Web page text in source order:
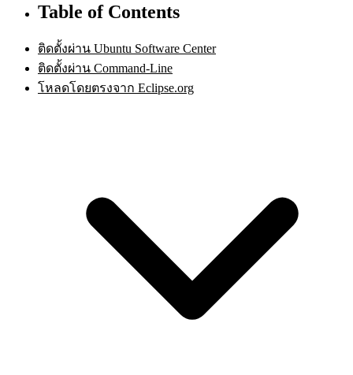
Table of Contents
ติดตั้งผ่าน Ubuntu Software Center
ติดตั้งผ่าน Command-Line
โหลดโดยตรงจาก Eclipse.org